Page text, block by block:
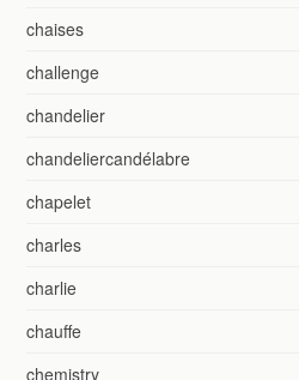
chaises
challenge
chandelier
chandeliercandélabre
chapelet
charles
charlie
chauffe
chemistry